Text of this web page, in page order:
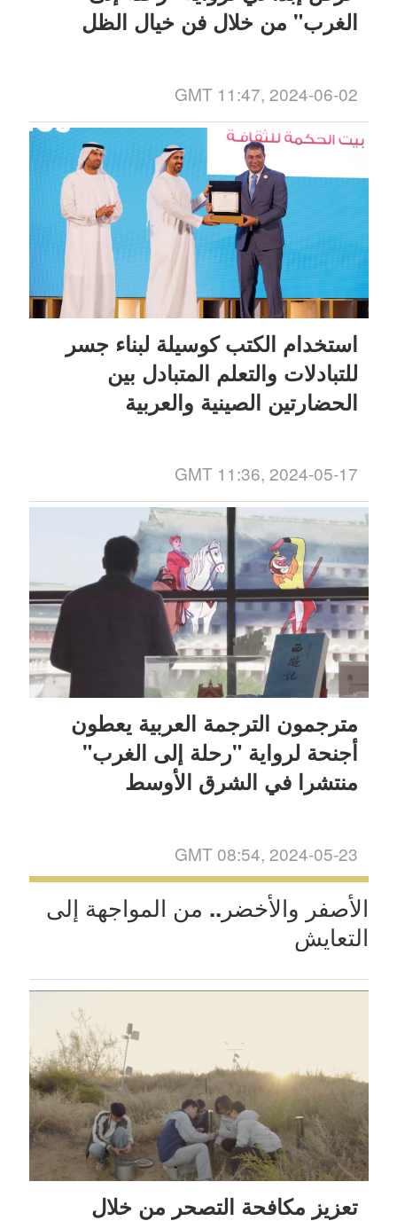
الغرب" من خلال فن خيال الظل
GMT 11:47, 2024-06-02
استخدام الكتب كوسيلة لبناء جسر
للتبادلات والتعلم المتبادل بين
الحضارتين الصينية والعربية
GMT 11:36, 2024-05-17
مترجمون الترجمة العربية يعطون
أجنحة لرواية "رحلة إلى الغرب"
منتشرا في الشرق الأوسط
GMT 08:54, 2024-05-23
الأصفر والأخضر.. من المواجهة إلى
التعايش
تعزيز مكافحة التصحر من خلال